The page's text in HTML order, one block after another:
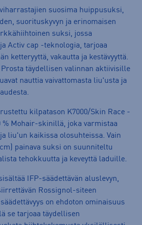
suosima huippusuksi,
suorituskyvyn ja erinomaisen
suksi, jossa
Activ cap -teknologia, tarjoaa
ketteryyttä, vakautta ja kestävyyttä.
Prosta täydellisen valinnan aktiivisille
nauttia vaivattomasta liu'usta ja
kilpatason K7000/Skin Race -
% Mohair-skinillä, joka varmistaa
liu'un kaikissa olosuhteissa. Vain
painava suksi on suunniteltu
tehokkuutta ja keveyttä laduille.
IFP-säädettävän aluslevyn,
Rossignol-siteen
on ehdoton ominaisuus
se tarjoaa täydellisen